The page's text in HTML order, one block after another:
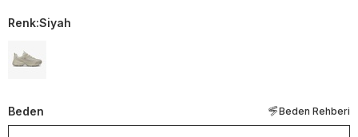
Renk:Siyah
Beden Beden Rehberi